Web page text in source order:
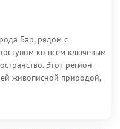
Бар, рядом с
ко всем ключевым
Этот регион
живописной природой,